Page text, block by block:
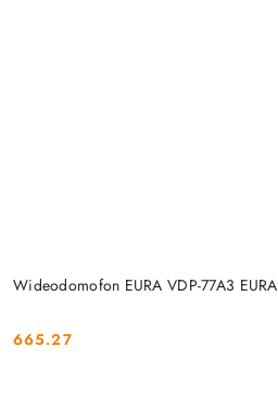
Wideodomofon EURA VDP-77A3 EURA
Cena:
665.27